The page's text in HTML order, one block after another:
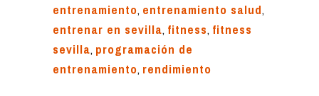
entrenamiento, entrenamiento salud,
entrenar en sevilla, fitness, fitness
sevilla, programación de
entrenamiento, rendimiento